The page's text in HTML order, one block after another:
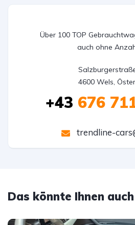
Über 100 TOP
auch ohne
4600 Wels,
+43 676
trendline-
Das könnte Ihnen